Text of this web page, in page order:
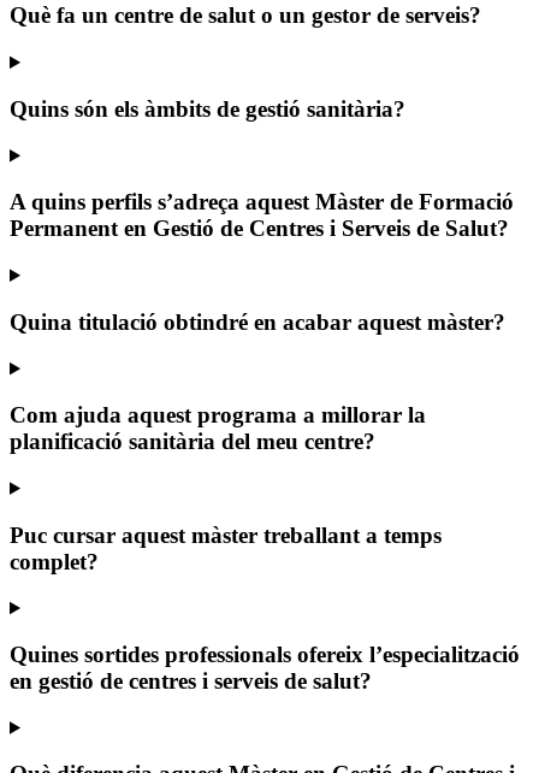
Què fa un centre de salut o un gestor de serveis?
Quins són els àmbits de gestió sanitària?
A quins perfils s’adreça aquest Màster de Formació
Permanent en Gestió de Centres i Serveis de Salut?
Quina titulació obtindré en acabar aquest màster?
Com ajuda aquest programa a millorar la
planificació sanitària del meu centre?
Puc cursar aquest màster treballant a temps
complet?
Quines sortides professionals ofereix l’especialització
en gestió de centres i serveis de salut?